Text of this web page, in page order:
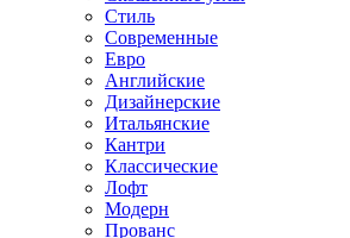
Стиль
Современные
Евро
Английские
Дизайнерские
Итальянские
Кантри
Классические
Лофт
Модерн
Прованс